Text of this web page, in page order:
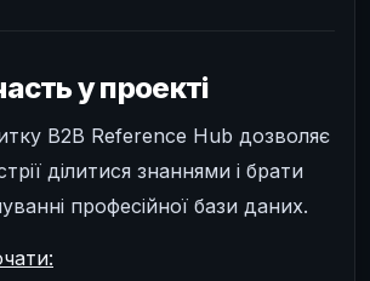
у проекті
B2B Reference Hub дозволяє
ділитися знаннями і брати
професійної бази даних.